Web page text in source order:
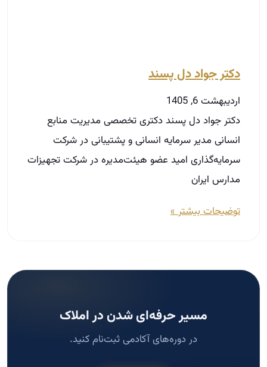
دکتر جواد دل پسند
اردیبهشت 6, 1405
دکتر جواد دل پسند دکتری تخصصی مدیریت منابع
انسانی مدیر سرمایه انسانی و پشتیبانی در شرکت
سرمایه‌گذاری امید عضو هیئت‌مدیره در شرکت تجهیزات
مدارس ایران
توضیحات بیشتر »
مسیر حرفه‌ای شدن در املاک
در دوره‌های آکادمی ثبت‌نام کنید.